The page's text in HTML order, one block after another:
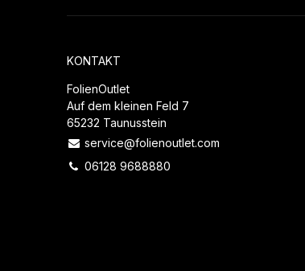
KONTAKT
FolienOutlet
Auf dem kleinen Feld 7
65232 Taunusstein
service@folienoutlet.com
06128 9688880